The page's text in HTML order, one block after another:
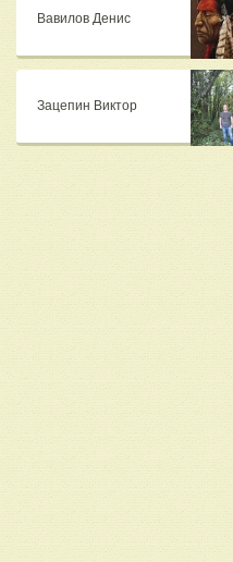
Вавилов Денис
Зацепин Виктор